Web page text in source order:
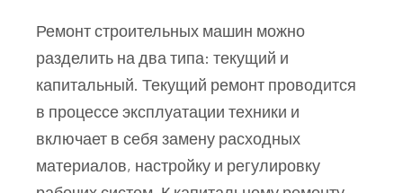
Ремонт строительных машин можно
разделить на два типа: текущий и
капитальный. Текущий ремонт проводится
в процессе эксплуатации техники и
включает в себя замену расходных
материалов, настройку и регулировку